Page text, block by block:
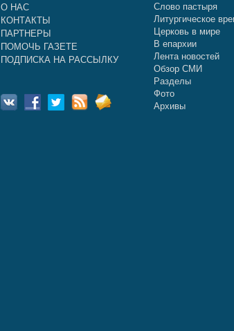
О НАС
КОНТАКТЫ
ПАРТНЕРЫ
ПОМОЧЬ ГАЗЕТЕ
ПОДПИСКА НА РАССЫЛКУ
Слово пастыря
Литургическое
Церковь в мире
В епархии
Лента новостей
Обзор СМИ
Разделы
Фото
Архивы